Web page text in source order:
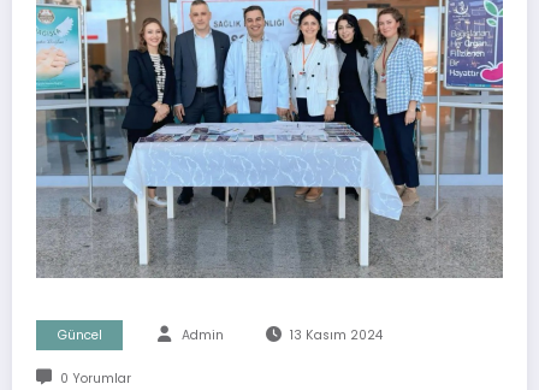
Güncel Admin 13 Kasım 2024
0 Yorumlar